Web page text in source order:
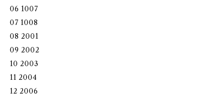
06 1007
07 1008
08 2001
09 2002
10 2003
11 2004
12 2006